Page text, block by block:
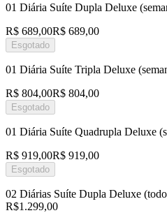
01 Diária Suíte Dupla Deluxe
R$ 689,00R$ 689,00
Esgotado
01 Diária Suíte Tripla Deluxe
R$ 804,00R$ 804,00
Esgotado
01 Diária Suíte Quadrupla Deluxe
R$ 919,00R$ 919,00
Esgotado
02 Diárias Suíte Dupla Deluxe
R$1.299,00